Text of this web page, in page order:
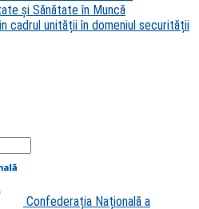
și Sănătate în Muncă
cadrul unității în domeniul securității
Confederația Națională a